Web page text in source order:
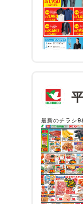
最新のチラシ9